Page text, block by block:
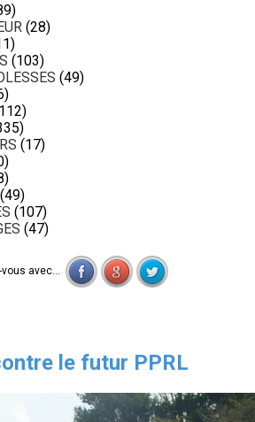
(28)
(103)
(49)
(17)
(49)
(107)
(47)
avec...
le futur PPRL